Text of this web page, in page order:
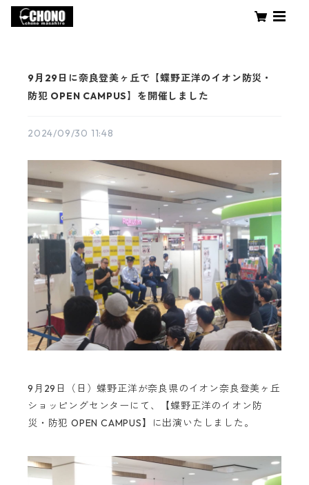
9月29日に奈良登美ヶ丘で【蝶野正洋のイオン防災・
防犯 OPEN CAMPUS】を開催しました
2024/09/30 11:48
9月29日（日）蝶野正洋が奈良県のイオン奈良登美ヶ丘
ショッピングセンターにて、
【蝶野正洋のイオン防
災・防犯 OPEN CAMPUS】に出演いたしました。